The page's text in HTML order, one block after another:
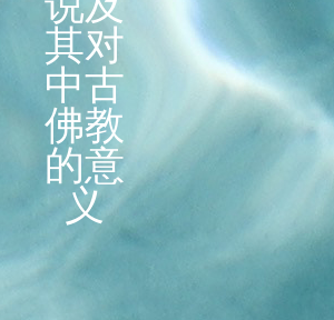
其对
中古
佛教
的意
义